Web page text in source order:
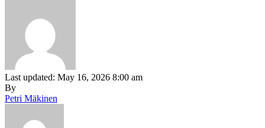
Last updated: May 16, 2026 8:00 am
By
Petri Mäkinen